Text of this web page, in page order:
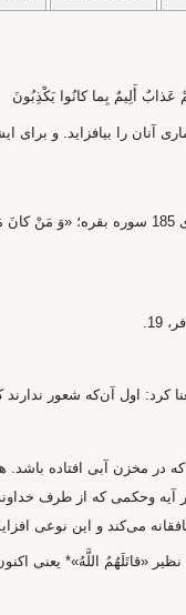
آنان را بيافزايد. و
بيمارى، گاهى مربوط به جسم
كه در مخزن آبى افتاده
آيه وحكمى كه از طرف
مى‌كند و اين نوعى
«قاتَلَهُمُ اللَّهُ»* يعنى